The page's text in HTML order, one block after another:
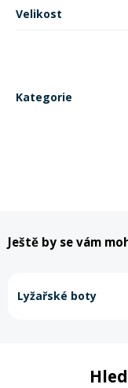
Velikost
Kategorie
Ještě by se vám
Lyžařské boty